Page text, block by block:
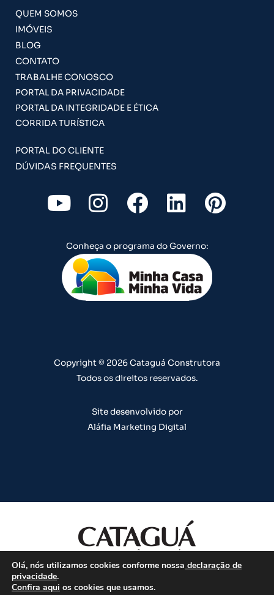
QUEM SOMOS
IMÓVEIS
BLOG
CONTATO
TRABALHE CONOSCO
PORTAL DA PRIVACIDADE
PORTAL DA INTEGRIDADE E ÉTICA
CORRIDA TURÍSTICA
PORTAL DO CLIENTE
DÚVIDAS FREQUENTES
Y
o
u
t
u
b
I
n
s
t
a
g
m
F
a
c
e
b
o
L
i
n
k
e
d
P
i
t
Conheça o programa do Governo:
Copyright © 2026 Cataguá Construtora
Todos os direitos reservados.
Site desenvolvido por
Aláfia Marketing Digital
Olá, nós utilizamos cookies conforme nossa declaração de
privacidade.
Confira aqui os cookies que usamos.